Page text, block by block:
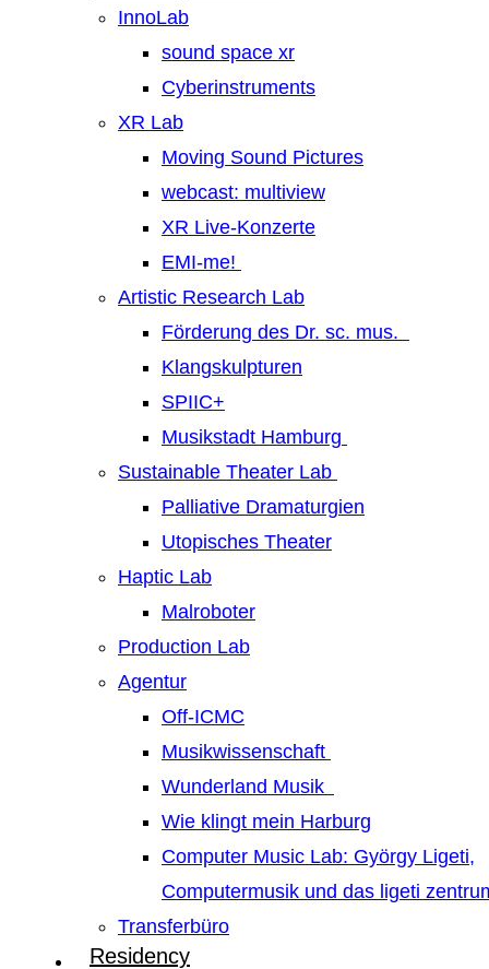
InnoLab
sound space xr
Cyberinstruments
XR Lab
Moving Sound Pictures
webcast: multiview
XR Live-Konzerte
EMI-me!
Artistic Research Lab
Förderung des Dr. sc. mus.
Klangskulpturen
SPIIC+
Musikstadt Hamburg
Sustainable Theater Lab
Palliative Dramaturgien
Utopisches Theater
Haptic Lab
Malroboter
Production Lab
Agentur
Off-ICMC
Musikwissenschaft
Wunderland Musik
Wie klingt mein Harburg
Computer Music Lab: György Ligeti,
Computermusik und das ligeti
Transferbüro
Residency